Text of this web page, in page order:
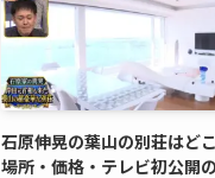
石原伸晃の葉山の別荘はど
場所・価格・テレビ初公開